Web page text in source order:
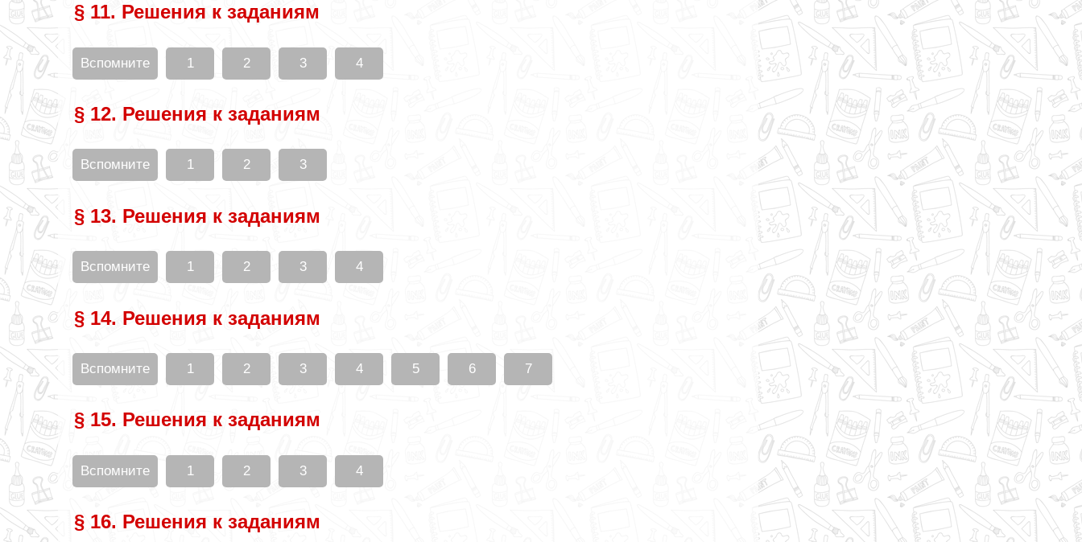
§ 11. Решения к заданиям
Вспомните 1 2 3 4
§ 12. Решения к заданиям
Вспомните 1 2 3
§ 13. Решения к заданиям
Вспомните 1 2 3 4
§ 14. Решения к заданиям
Вспомните 1 2 3 4 5 6 7
§ 15. Решения к заданиям
Вспомните 1 2 3 4
§ 16. Решения к заданиям